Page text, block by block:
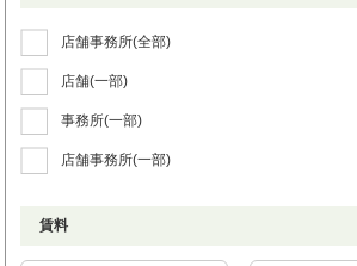
店舗事務所(全部)
店舗(一部)
事務所(一部)
店舗事務所(一部)
賃料